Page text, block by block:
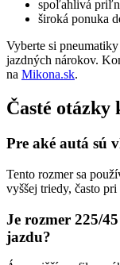
spoľahlivá
široká ponuka
Vyberte si pneumatiky
jazdných nárokov.
na Mikona.sk.
Časté otázky
Pre aké autá sú
Tento rozmer sa
vyššej triedy, často
Je rozmer 225/
jazdu?